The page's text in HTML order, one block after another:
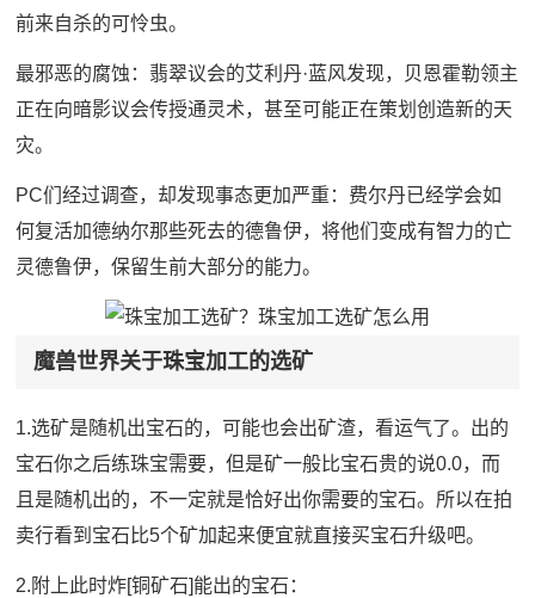
前来自杀的可怜虫。
最邪恶的腐蚀：翡翠议会的艾利丹·蓝风发现，贝恩霍勒领主
正在向暗影议会传授通灵术，甚至可能正在策划创造新的天
灾。
PC们经过调查，却发现事态更加严重：费尔丹已经学会如
何复活加德纳尔那些死去的德鲁伊，将他们变成有智力的亡
灵德鲁伊，保留生前大部分的能力。
魔兽世界关于珠宝加工的选矿
1.选矿是随机出宝石的，可能也会出矿渣，看运气了。出的
宝石你之后练珠宝需要，但是矿一般比宝石贵的说0.0，而
且是随机出的，不一定就是恰好出你需要的宝石。所以在拍
卖行看到宝石比5个矿加起来便宜就直接买宝石升级吧。
2.附上此时炸[铜矿石]能出的宝石：